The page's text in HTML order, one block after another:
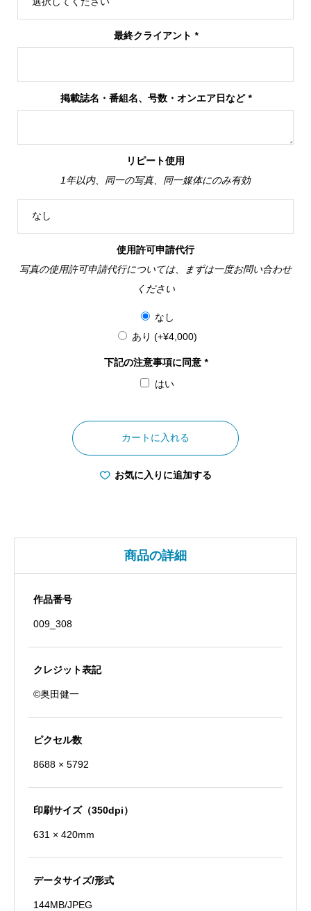
最終クライアント *
掲載誌名・番組名、号数・オンエア日など*
リピート使用
1年以内、同一の写真、同一媒体にのみ有効
使用許可申請代行
写真の使用許可申請代行については、まずは一度お問い合わせ
ください
なし
あり (+¥4,000)
下記の注意事項に同意 *
はい
庫
県
原
個
カートに入れる
お気に入りに追加する
商品の詳細
作品番号
009_308
クレジット表記
©奥田健一
ピクセル数
8688 × 5792
印刷サイズ（350dpi）
631 × 420mm
データサイズ/形式
144MB/JPEG